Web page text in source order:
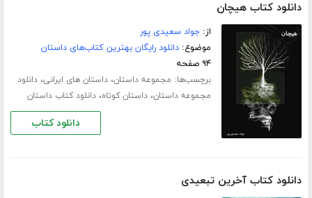
دانلود کتاب هیچان
از:جواد سعیدی پور
موضوع:دانلود رایگان بهترین کتاب‌های داستان
۹۴ صفحه
برچسب‌ها: مجموعه داستان،داستان های ایرانی،دانلود
مجموعه داستان،داستان کوتاه،دانلود کتاب داستان
دانلود کتاب
دانلود کتاب آخرین تبعیدی